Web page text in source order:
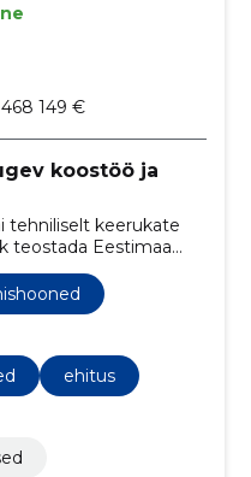
149 €
koostöö ja
tehniliselt keerukate
teostada Eestimaa
lähenemine
kompetentsi
ehitus